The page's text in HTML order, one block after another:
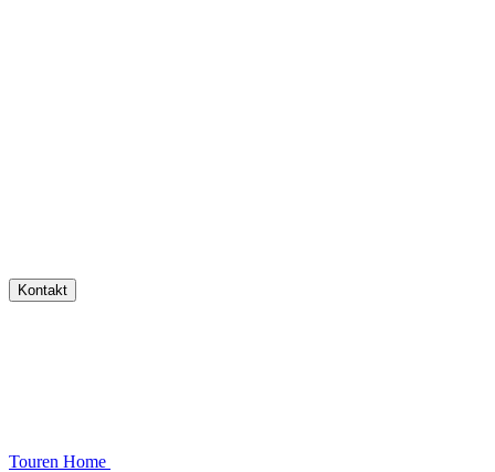
Kontakt
Touren Home